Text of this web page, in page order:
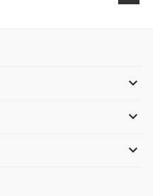


